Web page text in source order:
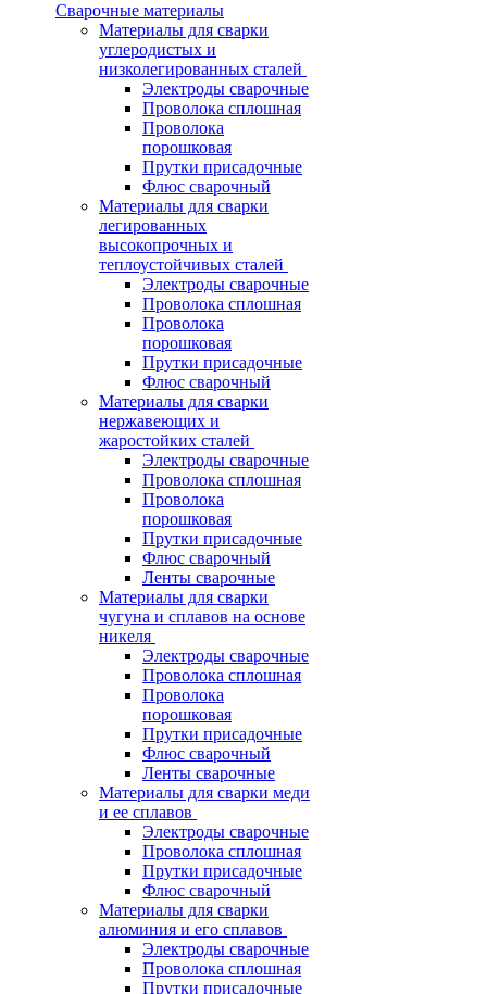
Сварочные материалы
Материалы для сварки
углеродистых и
низколегированных сталей
Электроды сварочные
Проволока сплошная
Проволока
порошковая
Прутки присадочные
Флюс сварочный
Материалы для сварки
легированных
высокопрочных и
теплоустойчивых сталей
Электроды сварочные
Проволока сплошная
Проволока
порошковая
Прутки присадочные
Флюс сварочный
Материалы для сварки
нержавеющих и
жаростойких сталей
Электроды сварочные
Проволока сплошная
Проволока
порошковая
Прутки присадочные
Флюс сварочный
Ленты сварочные
Материалы для сварки
чугуна и сплавов на основе
никеля
Электроды сварочные
Проволока сплошная
Проволока
порошковая
Прутки присадочные
Флюс сварочный
Ленты сварочные
Материалы для сварки меди
и ее сплавов
Электроды сварочные
Проволока сплошная
Прутки присадочные
Флюс сварочный
Материалы для сварки
алюминия и его сплавов
Электроды сварочные
Проволока сплошная
Прутки присадочные